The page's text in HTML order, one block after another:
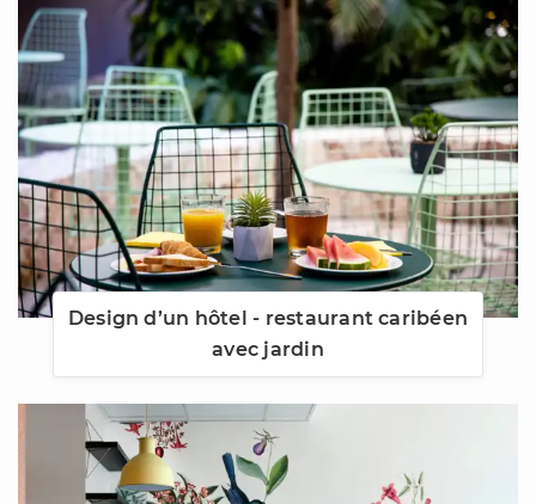
Design d’un hôtel - restaurant caribéen
avec jardin